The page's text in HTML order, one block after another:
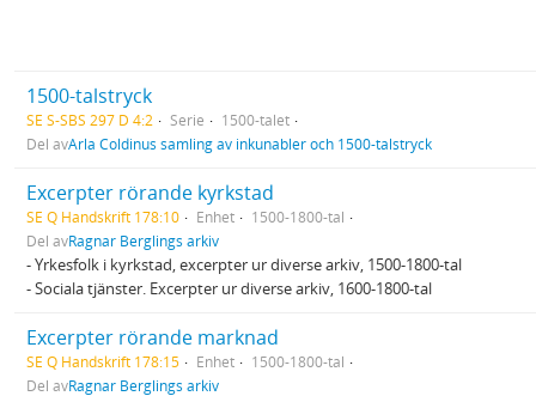
1500-talstryck
SE S-SBS 297 D 4:2 Serie
1500-talet
Del avArla Coldinus samling av inkunabler och 1500-talstryck
Excerpter rörande kyrkstad
SE Q Handskrift 178:10 Enhet
1500-1800-tal
Del avRagnar Berglings arkiv
- Yrkesfolk i kyrkstad, excerpter ur diverse arkiv, 1500-1800-tal
- Sociala tjänster. Excerpter ur diverse arkiv, 1600-1800-tal
Excerpter rörande marknad
SE Q Handskrift 178:15 Enhet
1500-1800-tal
Del avRagnar Berglings arkiv